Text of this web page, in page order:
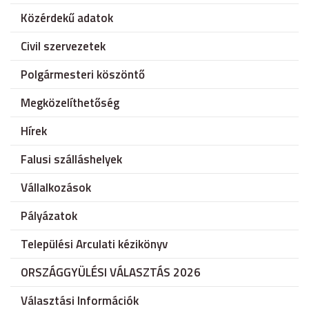
Közérdekű adatok
Civil szervezetek
Polgármesteri köszöntő
Megközelíthetőség
Hírek
Falusi szálláshelyek
Vállalkozások
Pályázatok
Települési Arculati kézikönyv
ORSZÁGGYÜLÉSI VÁLASZTÁS 2026
Választási Információk